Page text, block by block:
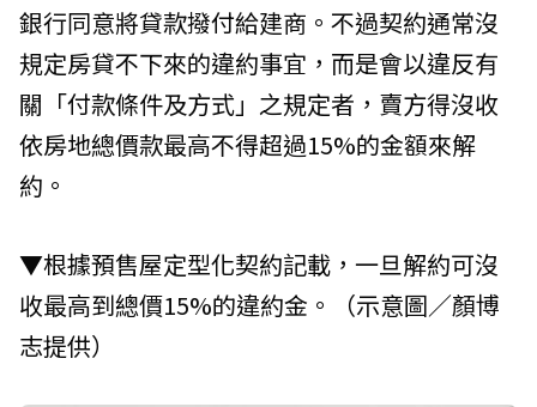
銀行同意將貸款撥付給建商。不過契約通常沒
規定房貸不下來的違約事宜，而是會以違反有
關「付款條件及方式」之規定者，賣方得沒收
依房地總價款最高不得超過15%的金額來解
約。
▼根據預售屋定型化契約記載，一旦解約可沒
收最高到總價15%的違約金。（示意圖／顏博
志提供）